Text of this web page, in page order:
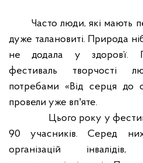
Часто люди, які мають
дуже талановиті. Природа
не додала у здоров’ї.
фестиваль творчості
потребами «Від серця до
провели уже вп'яте.
Цього року у
90 учасників. Серед
організацій